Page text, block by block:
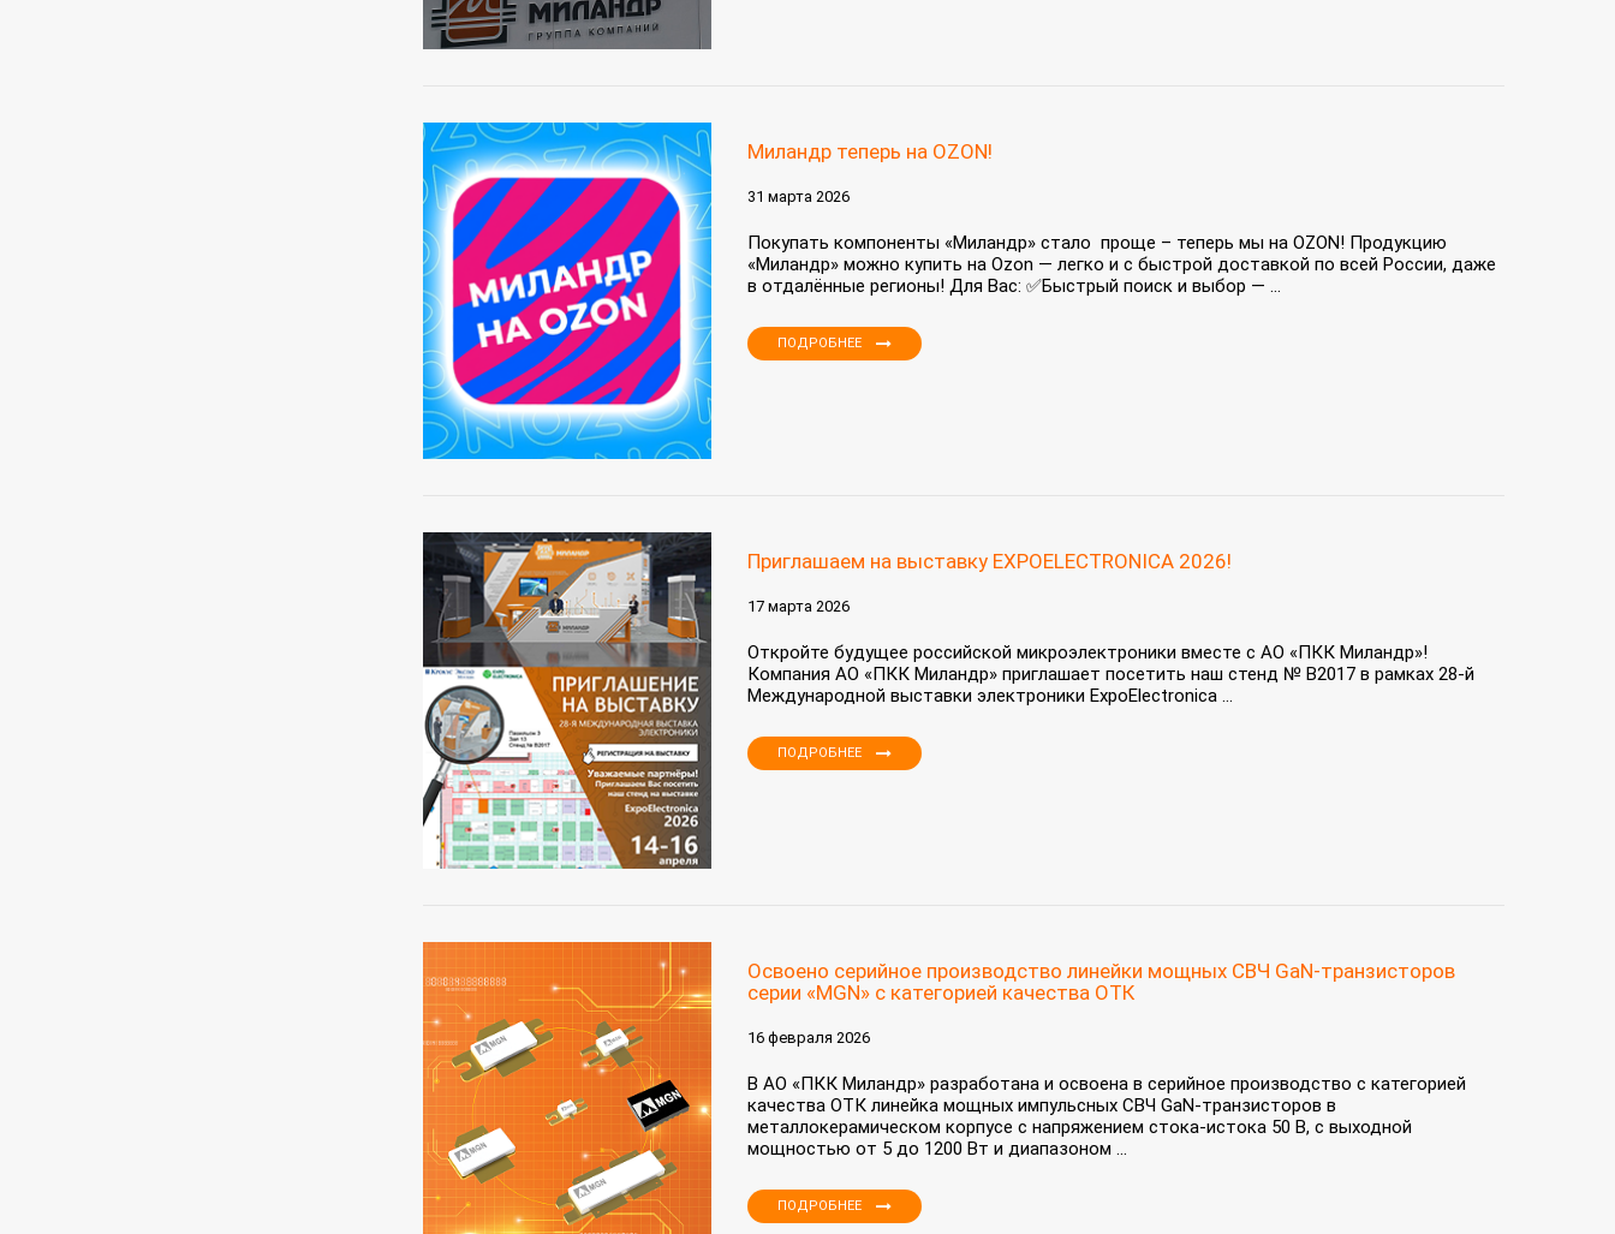
Миландр теперь на OZON!
31 марта 2026
Покупать компоненты «Миландр» стало проще – теперь мы на OZON! Продукцию
«Миландр» можно купить на Ozon — легко и с быстрой доставкой по всей России, даже
в отдалённые регионы! Для Вас: ✅Быстрый поиск и выбор — ...
ПОДРОБНЕЕ
Приглашаем на выставку EXPOELECTRONICA 2026!
17 марта 2026
Откройте будущее российской микроэлектроники вместе с АО «ПКК Миландр»!
Компания АО «ПКК Миландр» приглашает посетить наш стенд № B2017 в рамках 28‑й
Международной выставки электроники ExpoElectronica ...
ПОДРОБНЕЕ
Освоено серийное производство линейки мощных СВЧ GaN-транзисторов
серии «MGN» с категорией качества ОТК
16 февраля 2026
В АО «ПКК Миландр» разработана и освоена в серийное производство с категорией
качества ОТК линейка мощных импульсных СВЧ GaN-транзисторов в
металлокерамическом корпусе с напряжением стока-истока 50 В, с выходной
мощностью от 5 до 1200 Вт и диапазоном ...
ПОДРОБНЕЕ